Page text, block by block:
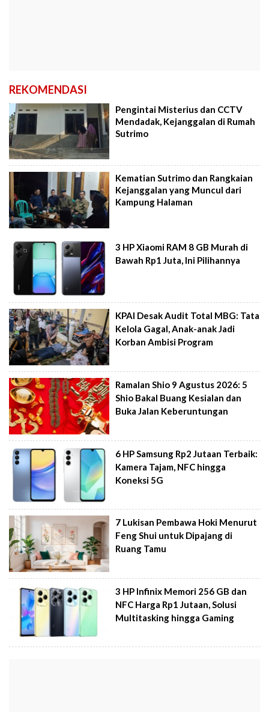
REKOMENDASI
Pengintai Misterius dan CCTV
Mendadak, Kejanggalan di Rumah
Sutrimo
Kematian Sutrimo dan Rangkaian
Kejanggalan yang Muncul dari
Kampung Halaman
3 HP Xiaomi RAM 8 GB Murah di
Bawah Rp1 Juta, Ini Pilihannya
KPAI Desak Audit Total MBG: Tata
Kelola Gagal, Anak-anak Jadi
Korban Ambisi Program
Ramalan Shio 9 Agustus 2026: 5
Shio Bakal Buang Kesialan dan
Buka Jalan Keberuntungan
6 HP Samsung Rp2 Jutaan Terbaik:
Kamera Tajam, NFC hingga
Koneksi 5G
7 Lukisan Pembawa Hoki Menurut
Feng Shui untuk Dipajang di
Ruang Tamu
3 HP Infinix Memori 256 GB dan
NFC Harga Rp1 Jutaan, Solusi
Multitasking hingga Gaming